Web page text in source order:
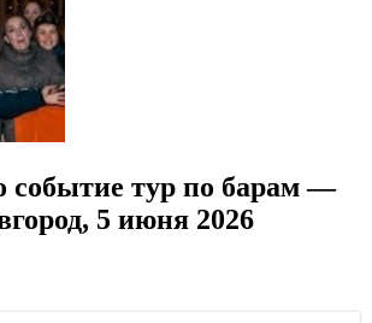
тур по барам —
5 июня 2026